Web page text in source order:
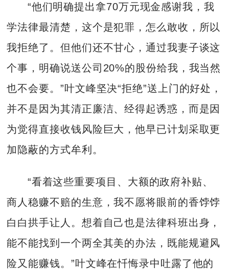
“他们明确提出拿70万元现金感谢我，我
学法律最清楚，这个是犯罪，怎么敢收，所以
我拒绝了。但他们还不甘心，通过我妻子谈这
个事，明确说送公司20%的股份给我，我当然
也不会要。”叶文峰坚决“拒绝”送上门的好处，
并不是因为其清正廉洁、经得起诱惑，而是因
为觉得直接收钱风险巨大，他早已计划采取更
加隐蔽的方式牟利。
“看着这些重要项目、大额的政府补贴、
商人稳赚不赔的生意，我不愿将眼前的香饽饽
白白拱手让人。想着自己也是法律科班出身，
能不能找到一个两全其美的办法，既能规避风
险又能赚钱。”叶文峰在忏悔录中吐露了他的